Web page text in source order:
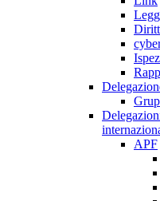
APF